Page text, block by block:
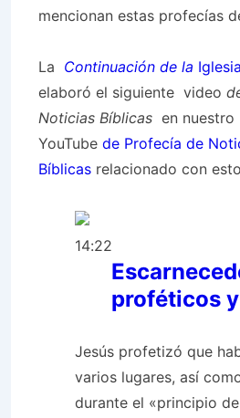
mencionan estas profecías
La Continuación de la
elaboró ​​el siguiente video
Noticias Bíblicas en
YouTube de Profecía de
Bíblicas relacionado con
14:22
proféticos
Jesús profetizó que
varios lugares, así
durante el «principio